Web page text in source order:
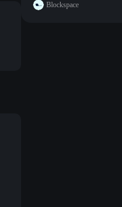
Blockspace